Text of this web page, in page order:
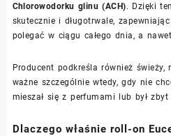
Chlorowodorku glinu (ACH). Dzięki
skutecznie i długotrwale,
polegać w ciągu całego dnia, a
Producent podkreśla również
ważne szczególnie wtedy, gdy nie
mieszał się z perfumami lub był zbyt
Dlaczego właśnie roll-on